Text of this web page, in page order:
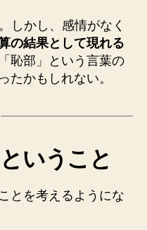
しかし、感情がなく
の結果として現れる
恥部」という言葉の
たかもしれない。
いうこと
とを考えるようにな